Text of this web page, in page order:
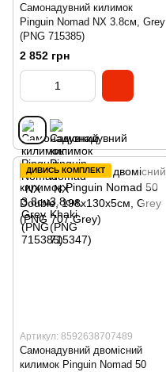
Самонадувний килимок
Pinguin Nomad NX 3.8см, Grey
(PNG 715385)
2 852 грн
ДИВИСЬ КОМПЛЕКТ
Артикул: 8592638707489
Самонадувний двомісний
килимок Pinguin Nomad 50